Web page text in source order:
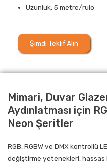
Uzunluk: 5 metre/rulo
Şimdi Teklif Alın
Mimari, Duvar
Aydınlatması için
Neon Şeritler
RGB, RGBW ve DMX kontrollü
değiştirme yetenekleri, hassas